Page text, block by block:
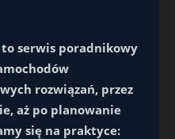
to serwis poradnikowy
rozwiązań, przez
aż po planowanie
się na praktyce: